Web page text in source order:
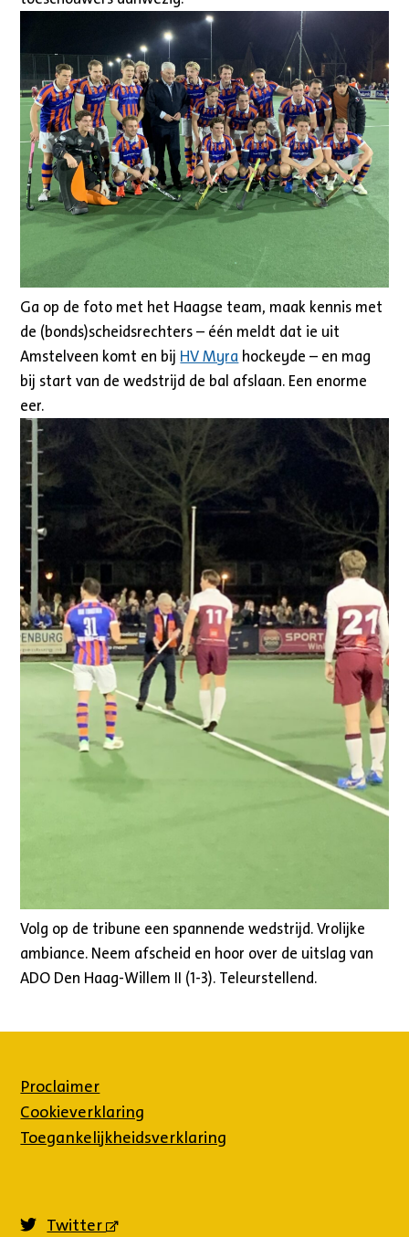
Ga op de foto met het Haagse team, maak kennis met
de (bonds)scheidsrechters – één meldt dat ie uit
Amstelveen komt en bij HV Myra hockeyde – en mag
bij start van de wedstrijd de bal afslaan. Een enorme
eer.
Volg op de tribune een spannende wedstrijd. Vrolijke
ambiance. Neem afscheid en hoor over de uitslag van
ADO Den Haag-Willem II (1-3). Teleurstellend.
Proclaimer
Cookieverklaring
Toegankelijkheidsverklaring
Twitter
(externe